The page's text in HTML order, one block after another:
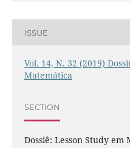
ISSUE
Vol. 14, N. 32 (2019)
Matemática
SECTION
Dossiê: Lesson Study em